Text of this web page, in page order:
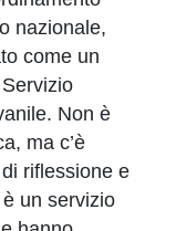
nazionale,
come un
Servizio
Non è
ma c’è
riflessione e
un servizio